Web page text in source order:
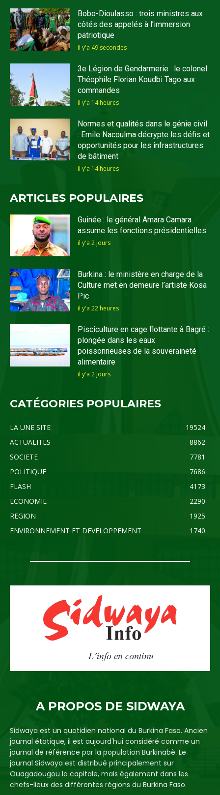
Bobo-Dioulasso : trois ministres aux
côtés des appelés à l’immersion
patriotique
il y'a 49 secondes
3e Légion de Gendarmerie : le colonel
Théophile Florian Koudbi Tago aux
commandes
il y'a 14 heures
Normes et qualités dans le génie civil
: Emile Nacoulma décrypte les défis et
opportunités pour les infrastructures
de bâtiment
il y'a 14 heures
ARTICLES POPULAIRES
Guinée : le général Amara Camara
assume les fonctions présidentielles
il y'a 2 jours
Burkina : le ministère en charge de la
Culture met en demeure l’artiste Kosa
Pic
il y'a 22 heures
Pisciculture en cage flottante à Bagré :
plongée dans les eaux
poissonneuses de la souveraineté
alimentaire
il y'a 2 jours
CATÉGORIES POPULAIRES
LA UNE SITE
19524
ACTUALITES
8862
SOCIETE
7781
POLITIQUE
7686
FLASH
4173
ECONOMIE
2290
REGION
1925
ENVIRONNEMENT ET DEVELOPPEMENT
1740
A PROPOS DE SIDWAYA
Sidwaya est un quotidien national du Burkina Faso. Ancien
journal étatique, il est aujourd'hui considéré comme un
journal de référence par la population Burkinabè. Le
journal Sidwaya est distribué principalement sur
Ouagadougou la capitale, mais également dans les
chefs-lieux des différentes régions du Burkina Faso.